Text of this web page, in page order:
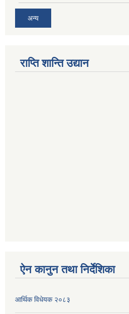
अन्य
राप्ति शान्ति उद्यान
ऐन कानुन तथा निर्देशिका
आर्थिक विधेयक २०८३